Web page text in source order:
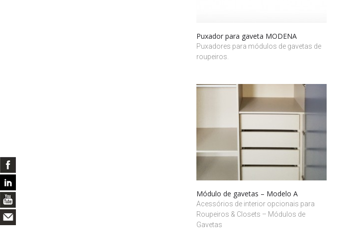
Puxador para gaveta MODENA
Puxadores para módulos de gavetas de
roupeiros.
Módulo de gavetas – Modelo A
Acessórios de interior opcionais para
Roupeiros & Closets – Módulos de
Gavetas